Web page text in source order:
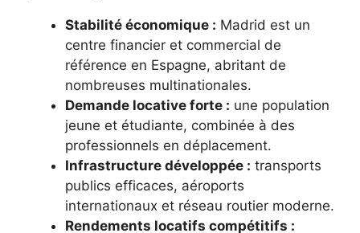
Stabilité économique : Madrid est un
centre financier et commercial de
référence en Espagne, abritant de
nombreuses multinationales.
Demande locative forte : une population
jeune et étudiante, combinée à des
professionnels en déplacement.
Infrastructure développée : transports
publics efficaces, aéroports
internationaux et réseau routier moderne.
Rendements locatifs compétitifs :